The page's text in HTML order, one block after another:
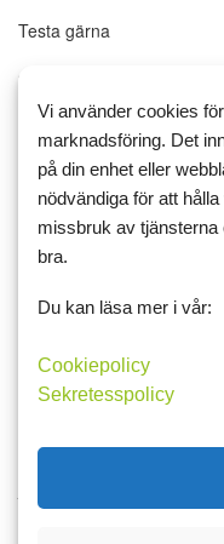
Testa gärna
Läs mer
15 januari 2018 21:13
Dag 11
Måndag dag
Nu börjar det goda livet
Vi använder cookies
marknadsföring. Det
på din enhet eller
nödvändiga för att
missbruk av tjänsterna
bra.
Du kan läsa mer i vår:
Cookiepolicy
Sekretesspolicy